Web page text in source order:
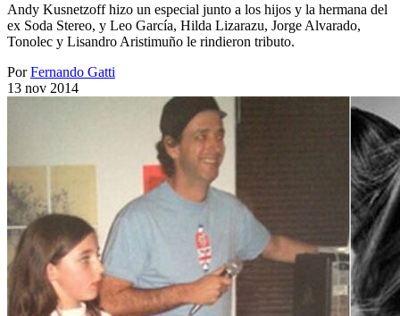
Andy Kusnetzoff hizo un especial junto a los hijos y la hermana del
ex Soda Stereo, y Leo García, Hilda Lizarazu, Jorge Alvarado,
Tonolec y Lisandro Aristimuño le rindieron tributo.
PorFernando Gatti
13 nov 2014